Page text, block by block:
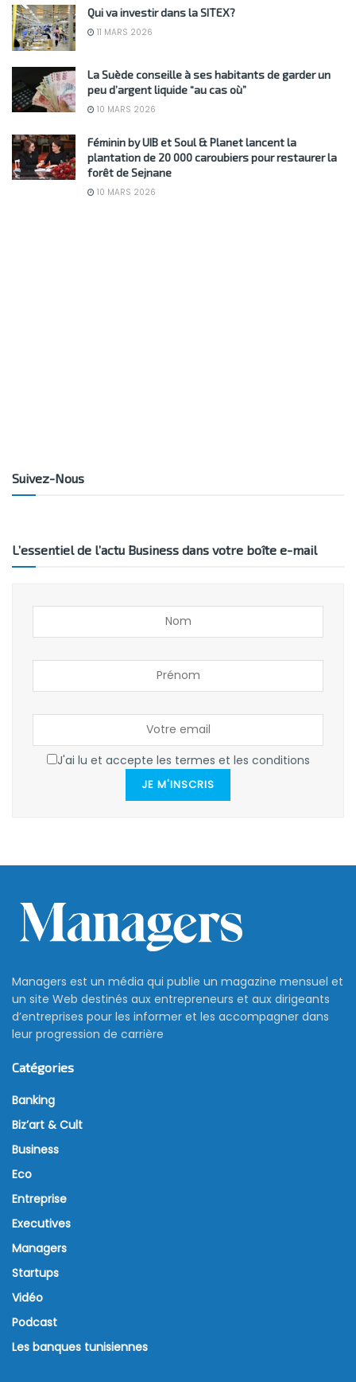
Qui va investir dans la SITEX?
11 MARS 2026
La Suède conseille à ses habitants de garder un
peu d’argent liquide “au cas où”
10 MARS 2026
Féminin by UIB et Soul & Planet lancent la
plantation de 20 000 caroubiers pour restaurer la
forêt de Sejnane
10 MARS 2026
Suivez-Nous
L’essentiel de l’actu Business dans votre boîte e-mail
J'ai lu et accepte les termes et les conditions
JE M'INSCRIS
Managers est un média qui publie un magazine mensuel et
un site Web destinés aux entrepreneurs et aux dirigeants
d’entreprises pour les informer et les accompagner dans
leur progression de carrière
Catégories
Banking
Biz’art & Cult
Business
Eco
Entreprise
Executives
Managers
Startups
Vidéo
Podcast
Les banques tunisiennes